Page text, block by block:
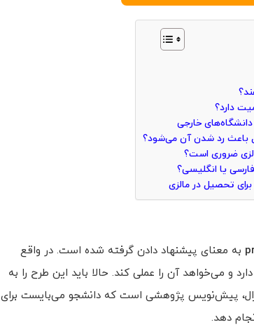
دارد؟
خارجی
باعث رد شدن آن می‌شود؟
ضروری است؟
یا انگلیسی؟
برای تحصیل در مالزی
به معنای پیشنهاد دادن گرفته شده است. در واقع
و می‌خواهد آن را عملی کند. حالا باید این طرح را به
پیش‌نویس پ‍ژوهشی است که دانشجو می‌بایست برای
دهد.